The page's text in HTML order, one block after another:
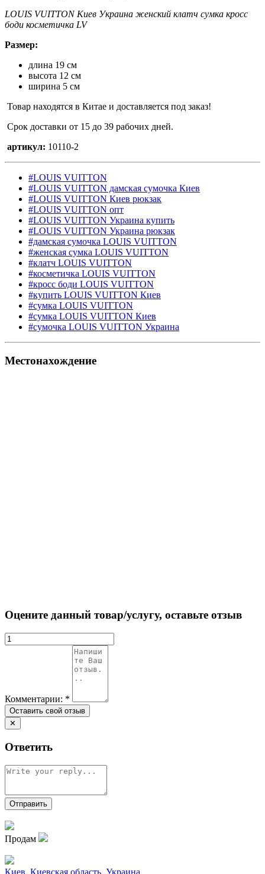
LOUIS VUITTON Киев Украина женский клатч сумка кросс
боди косметичка LV
Размер:
длина 19 см
высота 12 см
ширина 5 см
Товар находятся в Китае и доставляется под заказ!
Срок доставки от 15 до 39 рабочих дней.
артикул: 10110-2
#LOUIS VUITTON
#LOUIS VUITTON дамская сумочка Киев
#LOUIS VUITTON Киев рюкзак
#LOUIS VUITTON опт
#LOUIS VUITTON Украина купить
#LOUIS VUITTON Украина рюкзак
#дамская сумочка LOUIS VUITTON
#женская сумка LOUIS VUITTON
#клатч LOUIS VUITTON
#косметичка LOUIS VUITTON
#кросс боди LOUIS VUITTON
#купить LOUIS VUITTON Киев
#сумка LOUIS VUITTON
#сумка LOUIS VUITTON Киев
#сумочка LOUIS VUITTON Украина
Местонахождение
Оцените данный товар/услугу, оставьте отзыв
Комментарии: *
✕
Ответить
Продам
Киев Киевская область Украина